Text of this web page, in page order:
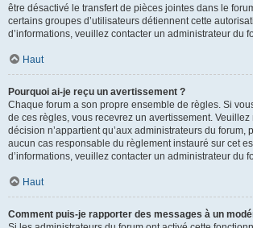
être désactivé le transfert de pièces jointes dans le
certains groupes d’utilisateurs détiennent cette
d’informations, veuillez contacter un administrateur du
Haut
Pourquoi ai-je reçu un avertissement ?
Chaque forum a son propre ensemble de règles. Si
de ces règles, vous recevrez un avertissement. Veuillez
décision n’appartient qu’aux administrateurs du forum,
aucun cas responsable du règlement instauré sur cet
d’informations, veuillez contacter un administrateur du
Haut
Comment puis-je rapporter des messages à un